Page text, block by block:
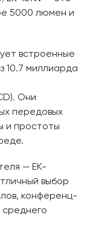
5000 люмен и
встроенные
10.7 миллиарда
Они
передовых
и простоты
— EK-
выбор
конференц-
среднего